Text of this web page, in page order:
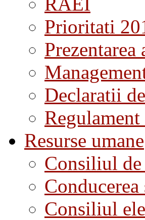
Prioritati
Declaratii
Resurse umane
Consiliul
Consiliul